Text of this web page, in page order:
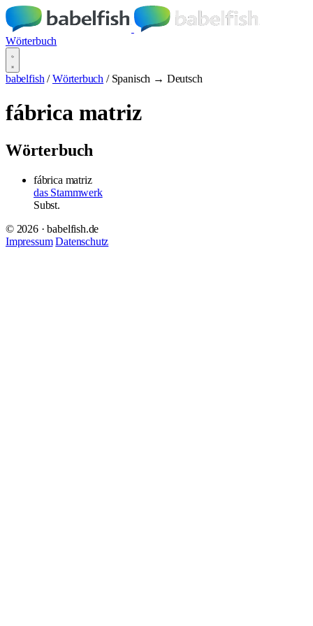
Wörterbuch
babelfish / Wörterbuch / Spanisch → Deutsch
fábrica matriz
Wörterbuch
fábrica matriz
das Stammwerk
Subst.
© 2026 · babelfish.de
Impressum Datenschutz